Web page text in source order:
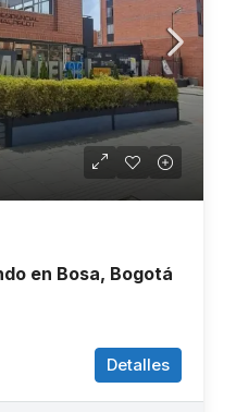
en Bosa, Bogotá
Detalles